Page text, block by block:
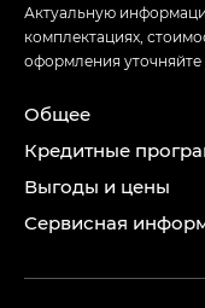
Актуальную
комплектациях,
оформления уточняйте
Общее
Кредитные
Выгоды и цены
Сервисная